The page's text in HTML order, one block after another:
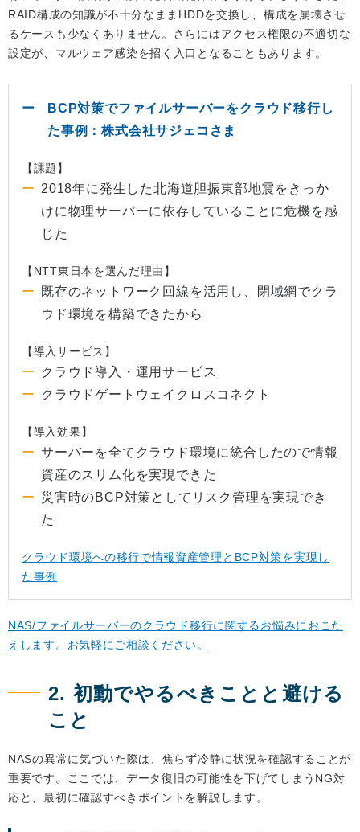
RAID構成の知識が不十分なままHDDを交換し、構成を崩壊させ
るケースも少なくありません。さらにはアクセス権限の不適切な
設定が、マルウェア感染を招く入口となることもあります。
BCP対策でファイルサーバーをクラウド移行し
た事例：株式会社サジェコさま
【課題】
2018年に発生した北海道胆振東部地震をきっか
けに物理サーバーに依存していることに危機を感
じた
【NTT東日本を選んだ理由】
既存のネットワーク回線を活用し、閉域網でクラ
ウド環境を構築できたから
【導入サービス】
クラウド導入・運用サービス
クラウドゲートウェイクロスコネクト
【導入効果】
サーバーを全てクラウド環境に統合したので情報
資産のスリム化を実現できた
災害時のBCP対策としてリスク管理を実現でき
た
クラウド環境への移行で情報資産管理とBCP対策を実現し
た事例
NAS/ファイルサーバーのクラウド移行に関するお悩みにおこた
えします。お気軽にご相談ください。
2. 初動でやるべきことと避ける
こと
NASの異常に気づいた際は、焦らず冷静に状況を確認することが
重要です。ここでは、データ復旧の可能性を下げてしまうNG対
応と、最初に確認すべきポイントを解説します。